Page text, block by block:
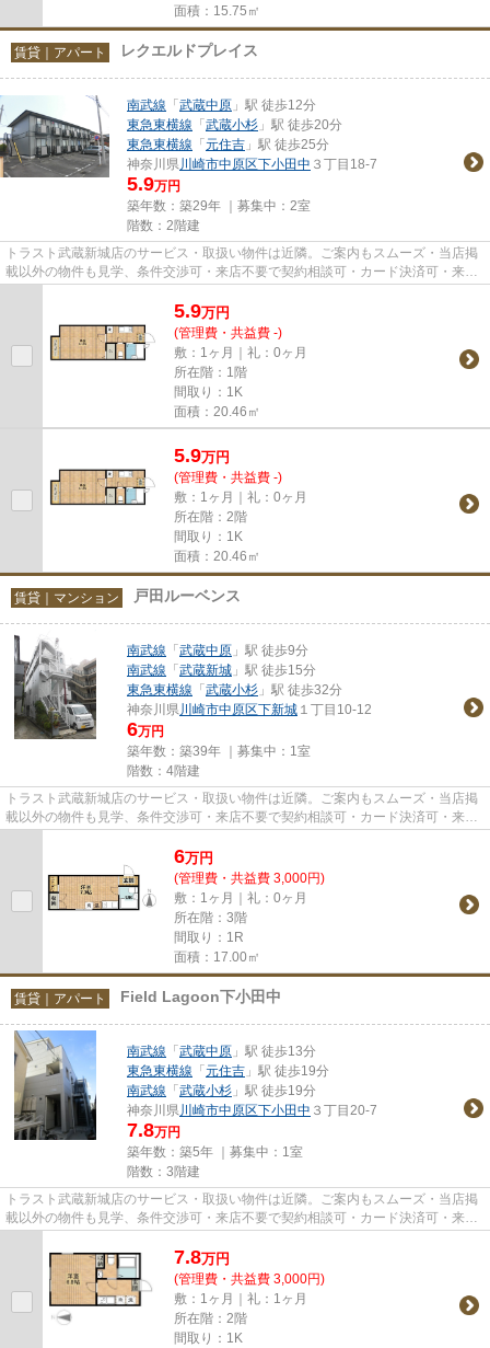
面積：15.75㎡
賃貸｜アパート レクエルドプレイス
南武線 「武蔵中原 」駅 徒歩12分
東急東横線 「武蔵小杉 」駅 徒歩20分
東急東横線 「元住吉 」駅 徒歩25分
神奈川県川崎市中原区下小田中 ３丁目18-7
5.9万円
築年数：築29年 ｜募集中： 2室
階数：2階建
トラスト武蔵新城店のサービス・取扱い物件は近隣。ご案内もスムーズ・当店掲
載以外の物件も見学、条件交渉可・来店不要で契約相談可・カード決済可・来店
時無料駐車場有（要電話予約...
5.9万円
(管理費・共益費 -)
敷：1ヶ月｜礼：0ヶ月
所在階：1階
間取り：1K
面積：20.46㎡
5.9万円
(管理費・共益費 -)
敷：1ヶ月｜礼：0ヶ月
所在階：2階
間取り：1K
面積：20.46㎡
賃貸｜マンション 戸田ルーベンス
南武線 「武蔵中原 」駅 徒歩9分
南武線 「武蔵新城 」駅 徒歩15分
東急東横線 「武蔵小杉 」駅 徒歩32分
神奈川県川崎市中原区下新城 １丁目10-12
6万円
築年数：築39年 ｜募集中： 1室
階数：4階建
トラスト武蔵新城店のサービス・取扱い物件は近隣。ご案内もスムーズ・当店掲
載以外の物件も見学、条件交渉可・来店不要で契約相談可・カード決済可・来店
時無料駐車場有（要電話予約...
6万円
(管理費・共益費 3,000円)
敷：1ヶ月｜礼：0ヶ月
所在階：3階
間取り：1R
面積：17.00㎡
賃貸｜アパート Field Lagoon下小田中
南武線 「武蔵中原 」駅 徒歩13分
東急東横線 「元住吉 」駅 徒歩19分
南武線 「武蔵小杉 」駅 徒歩19分
神奈川県川崎市中原区下小田中 ３丁目20-7
7.8万円
築年数：築5年 ｜募集中： 1室
階数：3階建
トラスト武蔵新城店のサービス・取扱い物件は近隣。ご案内もスムーズ・当店掲
載以外の物件も見学、条件交渉可・来店不要で契約相談可・カード決済可・来店
時無料駐車場有（要電話予約...
7.8万円
(管理費・共益費 3,000円)
敷：1ヶ月｜礼：1ヶ月
所在階：2階
間取り：1K